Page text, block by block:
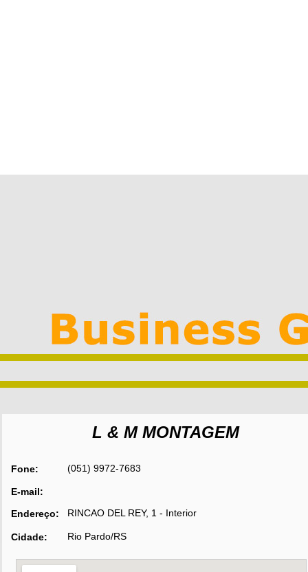
L & M MONTAGEM
Fone: (051) 9972-7683
E-mail:
Endereço:
RINCAO DEL REY, 1 - Interior
Cidade: Rio Pardo/RS